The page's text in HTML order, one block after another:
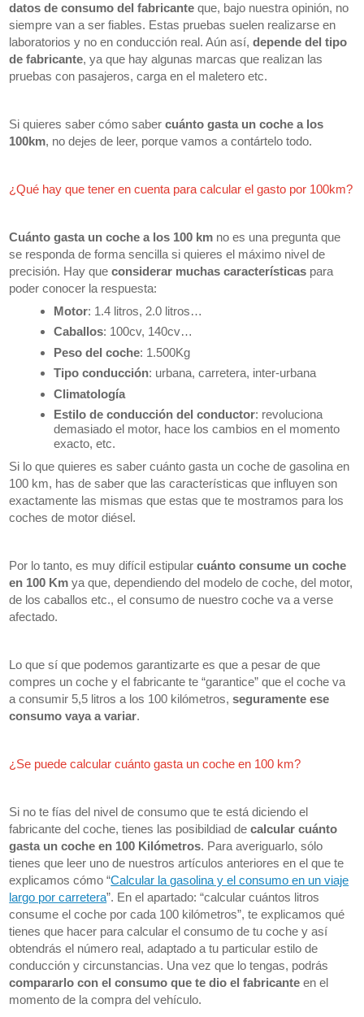
datos de consumo del fabricante que, bajo nuestra opinión, no
siempre van a ser fiables. Estas pruebas suelen realizarse en
laboratorios y no en conducción real. Aún así,depende del tipo
de fabricante, ya que hay algunas marcas que realizan las
pruebas con pasajeros, carga en el maletero etc.
Si quieres saber cómo sabercuánto gasta un coche a los
100km, no dejes de leer, porque vamos a contártelo todo.
¿Qué hay que tener en cuenta para calcular el gasto por 100km?
Cuánto gasta un coche a los 100 km no es una pregunta que
se responda de forma sencilla si quieres el máximo nivel de
precisión. Hay queconsiderar muchas características para
poder conocer la respuesta:
Motor: 1.4 litros, 2.0 litros…
Caballos: 100cv, 140cv…
Peso del coche: 1.500Kg
Tipo conducción: urbana, carretera, inter-urbana
Climatología
Estilo de conducción del conductor: revoluciona
demasiado el motor, hace los cambios en el momento
exacto, etc.
Si lo que quieres es saber cuánto gasta un coche de gasolina en
100 km, has de saber que las características que influyen son
exactamente las mismas que estas que te mostramos para los
coches de motor diésel.
Por lo tanto, es muy difícil estipularcuánto consume un coche
en 100 Km ya que, dependiendo del modelo de coche, del motor,
de los caballos etc., el consumo de nuestro coche va a verse
afectado.
Lo que sí que podemos garantizarte es que a pesar de que
compres un coche y el fabricante te “garantice” que el coche va
a consumir 5,5 litros a los 100 kilómetros,seguramente ese
consumo vaya a variar.
¿Se puede calcular cuánto gasta un coche en 100 km?
Si no te fías del nivel de consumo que te está diciendo el
fabricante del coche, tienes las posibildiad decalcular cuánto
gasta un coche en 100 Kilómetros. Para averiguarlo, sólo
tienes que leer uno de nuestros artículos anteriores en el que te
explicamos cómo “Calcular la gasolina y el consumo en un viaje
largo por carretera”. En el apartado: “calcular cuántos litros
consume el coche por cada 100 kilómetros”, te explicamos qué
tienes que hacer para calcular el consumo de tu coche y así
obtendrás el número real, adaptado a tu particular estilo de
conducción y circunstancias. Una vez que lo tengas, podrás
compararlo con el consumo que te dio el fabricante en el
momento de la compra del vehículo.